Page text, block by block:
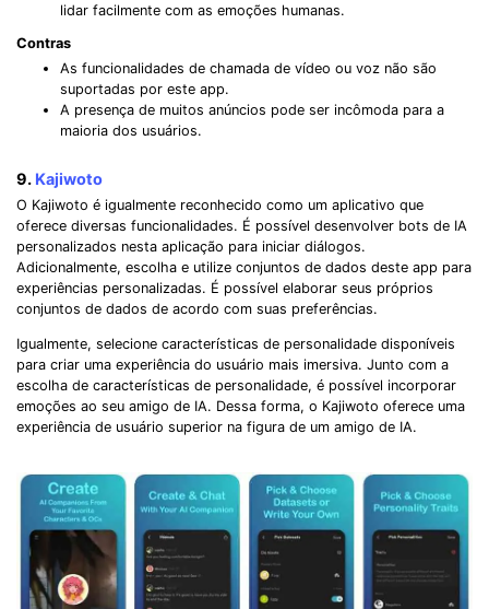
lidar facilmente com as emoções humanas.
Contras
As funcionalidades de chamada de vídeo ou voz não são
suportadas por este app.
A presença de muitos anúncios pode ser incômoda para a
maioria dos usuários.
9. Kajiwoto
O Kajiwoto é igualmente reconhecido como um aplicativo que
oferece diversas funcionalidades. É possível desenvolver bots de IA
personalizados nesta aplicação para iniciar diálogos.
Adicionalmente, escolha e utilize conjuntos de dados deste app para
experiências personalizadas. É possível elaborar seus próprios
conjuntos de dados de acordo com suas preferências.
Igualmente, selecione características de personalidade disponíveis
para criar uma experiência do usuário mais imersiva. Junto com a
escolha de características de personalidade, é possível incorporar
emoções ao seu amigo de IA. Dessa forma, o Kajiwoto oferece uma
experiência de usuário superior na figura de um amigo de IA.